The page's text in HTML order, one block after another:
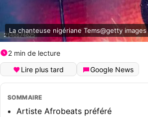
La chanteuse nigériane Tems@getty images
2 min de lecture
Lire plus tard
Google News
SOMMAIRE
Artiste Afrobeats préféré